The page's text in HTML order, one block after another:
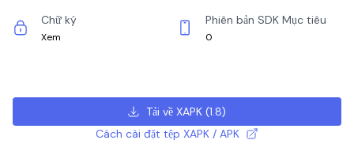
Chữ ký
Xem
Phiên bản SDK Mục tiêu
0
Tải về XAPK (1.8)
Cách cài đặt tệp XAPK / APK